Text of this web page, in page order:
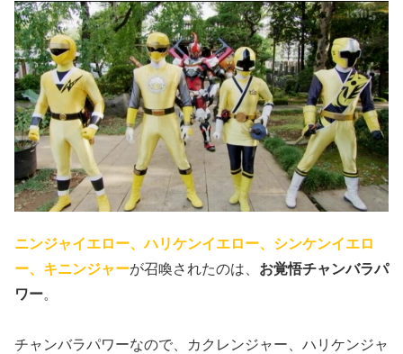
ニンジャイエロー、ハリケンイエロー、シンケンイエロ
ー、キニンジャーが召喚されたのは、 お覚悟チャンバラパ
ワー。
チャンバラパワーなので、カクレンジャー、ハリケンジャ